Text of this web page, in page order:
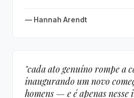
— Hannah Arendt
"cada ato genuíno rompe a
inaugurando um novo
homens — e é apenas nesse